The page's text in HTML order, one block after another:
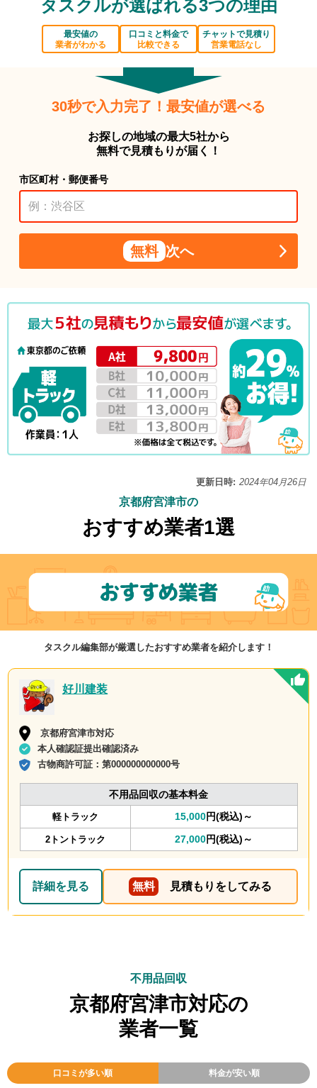
タスクルが選ばれる3つの理由
最安値の
業者がわかる
口コミと料金で
比較できる
チャットで見積り
営業電話なし
30秒で入力完了！最安値が選べる
お探しの地域の最大5社から
無料で見積もりが届く！
市区町村・郵便番号
無料 次へ
更新日時: 2024年04月26日
京都府宮津市の
おすすめ業者1選
タスクル編集部が厳選したおすすめ業者を紹介します！
好川建装
京都府宮津市対応
本人確認証提出確認済み
古物商許可証：第000000000000号
不用品回収の基本料金
軽トラック 15,000円(税込)～
2トントラック 27,000円(税込)～
詳細を見る 無料 見積もりをしてみる
不用品回収
京都府宮津市対応の
業者一覧
口コミが多い順 料金が安い順